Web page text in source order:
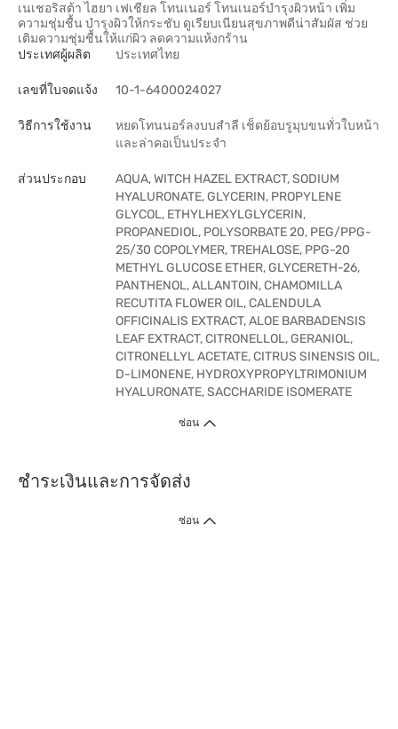
เนเชอริสต้า ไฮยา เฟเชียล โทนเนอร์ โทนเนอร์บำรุงผิวหน้า เพิ่ม
ความชุ่มชื้น บำรุงผิวให้กระชับ ดูเรียบเนียนสุขภาพดีน่าสัมผัส ช่วย
เติมความชุ่มชื้นให้แก่ผิว ลดความแห้งกร้าน
ประเทศผู้ผลิต
ประเทศไทย
เลขที่ใบจดแจ้ง 10-1-6400024027
วิธีการใช้งาน
หยดโทนนอร์ลงบบสำลี เช็ดย้อบรูมุบขนทั่วใบหน้า
และล่าคอเป็นประจำ
ส่วนประกอบ
AQUA, WITCH HAZEL EXTRACT, SODIUM
HYALURONATE, GLYCERIN, PROPYLENE
GLYCOL, ETHYLHEXYLGLYCERIN,
PROPANEDIOL, POLYSORBATE 20, PEG/PPG-
25/30 COPOLYMER, TREHALOSE, PPG-20
METHYL GLUCOSE ETHER, GLYCERETH-26,
PANTHENOL, ALLANTOIN, CHAMOMILLA
RECUTITA FLOWER OIL, CALENDULA
OFFICINALIS EXTRACT, ALOE BARBADENSIS
LEAF EXTRACT, CITRONELLOL, GERANIOL,
CITRONELLYL ACETATE, CITRUS SINENSIS OIL,
D-LIMONENE, HYDROXYPROPYLTRIMONIUM
HYALURONATE, SACCHARIDE ISOMERATE
ซ่อน
ชำระเงินและการจัดส่ง
ซ่อน